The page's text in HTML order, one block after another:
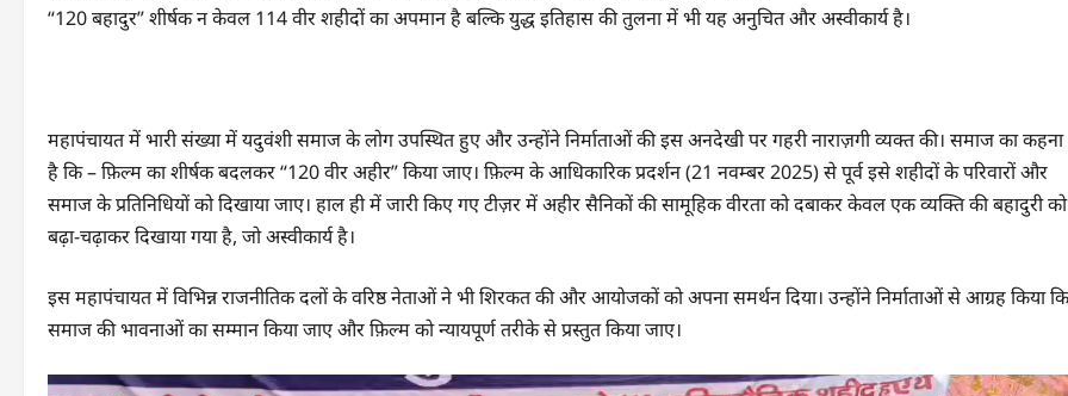
“120 बहादुर” शीर्षक न केवल 114 वीर शहीदों का अपमान है बल्कि युद्ध इतिहास की तुलना में भी यह अनुचित और अस्वीकार्य है।
महापंचायत में भारी संख्या में यदुवंशी समाज के लोग उपस्थित हुए और उन्होंने निर्माताओं की इस अनदेखी पर गहरी नाराज़गी व्यक्त की। समाज का कहना
है कि – फ़िल्म का शीर्षक बदलकर “120 वीर अहीर” किया जाए। फ़िल्म के आधिकारिक प्रदर्शन (21 नवम्बर 2025) से पूर्व इसे शहीदों के परिवारों और
समाज के प्रतिनिधियों को दिखाया जाए। हाल ही में जारी किए गए टीज़र में अहीर सैनिकों की सामूहिक वीरता को दबाकर केवल एक व्यक्ति की बहादुरी को
बढ़ा-चढ़ाकर दिखाया गया है, जो अस्वीकार्य है।
इस महापंचायत में विभिन्न राजनीतिक दलों के वरिष्ठ नेताओं ने भी शिरकत की और आयोजकों को अपना समर्थन दिया। उन्होंने निर्माताओं से आग्रह किया कि
समाज की भावनाओं का सम्मान किया जाए और फ़िल्म को न्यायपूर्ण तरीके से प्रस्तुत किया जाए।